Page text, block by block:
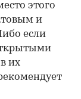
этого
и
если
их